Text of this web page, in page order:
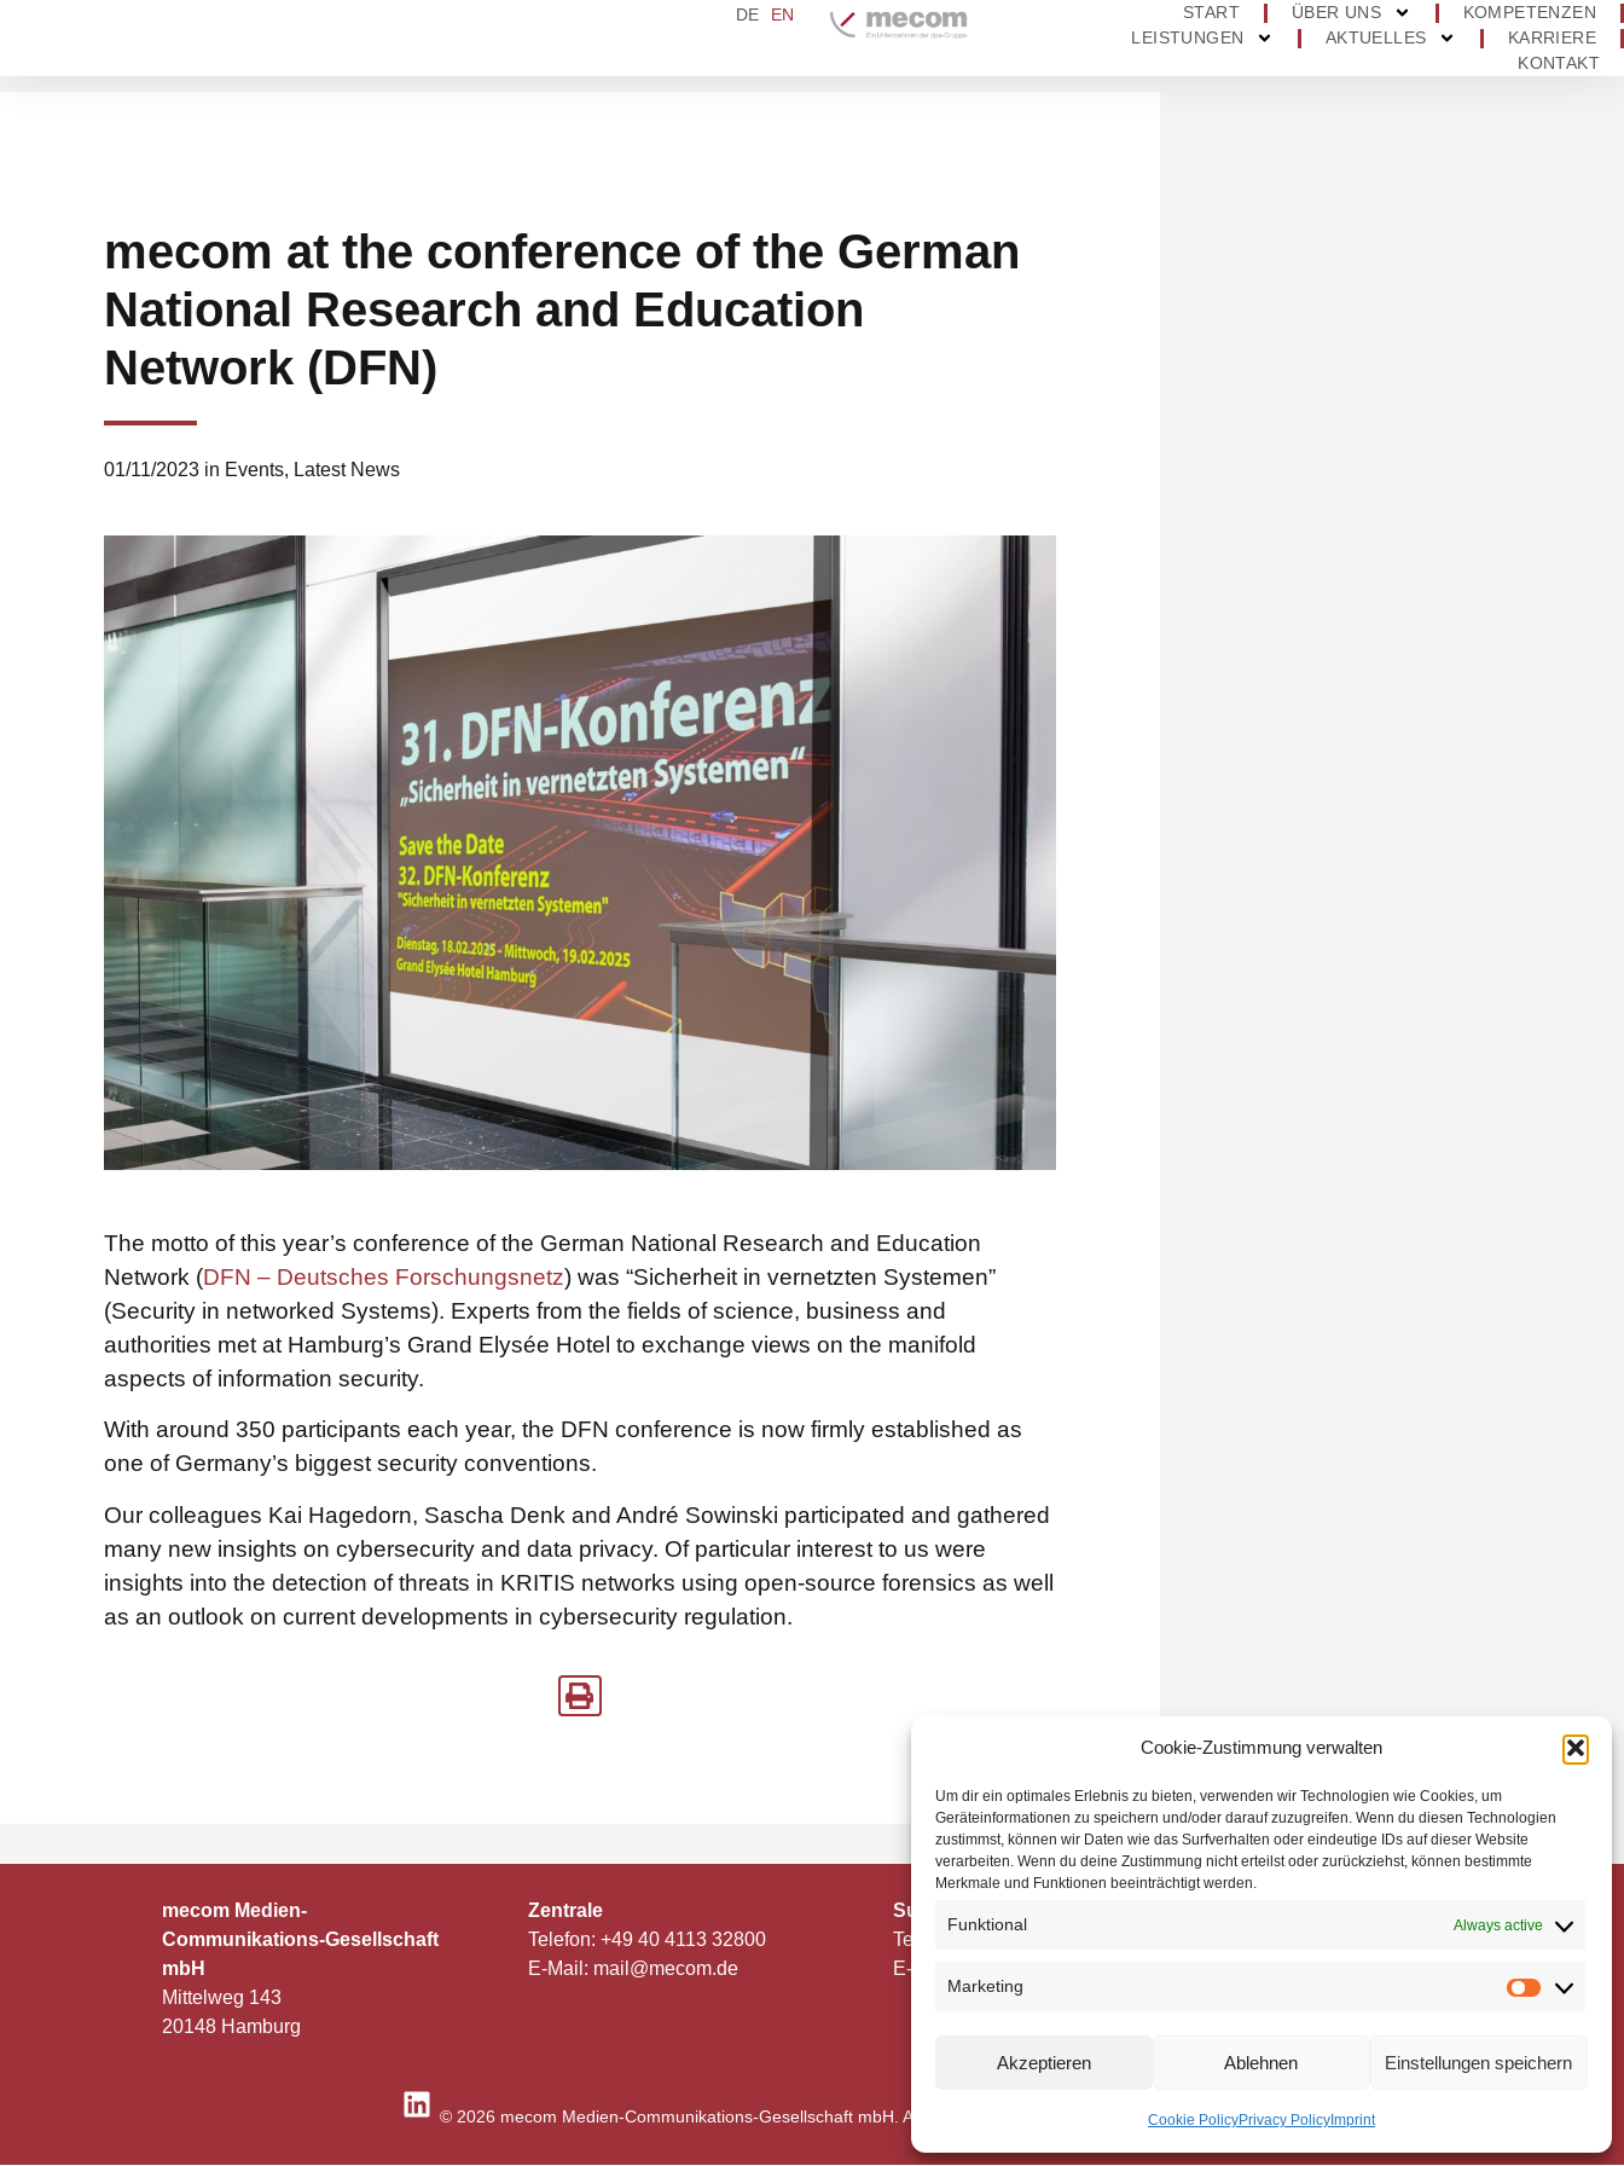
Cookie-Zustimmung verwalten
Um dir ein optimales Erlebnis zu bieten, verwenden wir Technologien wie Cookies, um
Geräteinformationen zu speichern und/oder darauf zuzugreifen. Wenn du diesen Technologien
zustimmst, können wir Daten wie das Surfverhalten oder eindeutige IDs auf dieser Website
verarbeiten. Wenn du deine Zustimmung nicht erteilst oder zurückziehst, können bestimmte
Merkmale und Funktionen beeinträchtigt werden.
Funktional Always active
Marketing
Akzeptieren Ablehnen Einstellungen speichern
Cookie PolicyPrivacy PolicyImprint
DE EN START ÜBER UNS
KOMPETENZEN
LEISTUNGEN
AKTUELLES
KARRIERE
KONTAKT
mecom at the conference of the German
National Research and Education
Network (DFN)
01/11/2023 in Events, Latest News
The motto of this year’s conference of the German National Research and Education
Network (DFN – Deutsches Forschungsnetz) was “Sicherheit in vernetzten Systemen”
(Security in networked Systems). Experts from the fields of science, business and
authorities met at Hamburg’s Grand Elysée Hotel to exchange views on the manifold
aspects of information security.
With around 350 participants each year, the DFN conference is now firmly established as
one of Germany’s biggest security conventions.
Our colleagues Kai Hagedorn, Sascha Denk and André Sowinski participated and gathered
many new insights on cybersecurity and data privacy. Of particular interest to us were
insights into the detection of threats in KRITIS networks using open-source forensics as well
as an outlook on current developments in cybersecurity regulation.
mecom Medien-
Communikations-Gesellschaft
mbH
Mittelweg 143
20148 Hamburg
Zentrale
Telefon: +49 40 4113 32800
E-Mail: mail@mecom.de
Support
Telefon: +49 40 4113 32810
E-Mail: support@mecom.de
© 2026 mecom Medien-Communikations-Gesellschaft mbH. Alle Rechte vorbehalten. Made in Germany.